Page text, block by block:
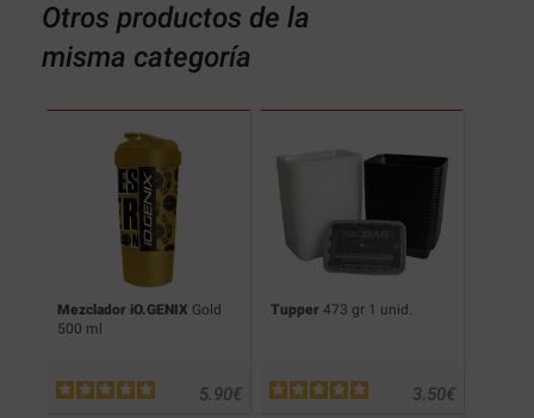
Otros productos de la
misma categoría
Mezclador iO.GENIX Gold
500 ml
€
5.90
Tupper 473 gr 1 unid.
€
3.50